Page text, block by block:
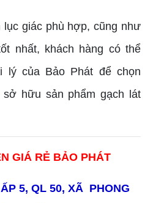
giác phù hợp, cũng như
nhất, khách hàng có thể
lý của Bảo Phát để chọn
hữu sản phẩm gạch lát
GIÁ RẺ BẢO PHÁT
5, QL 50, XÃ PHONG